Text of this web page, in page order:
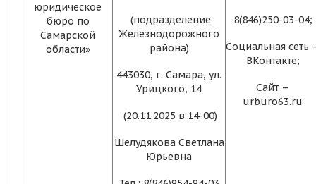
юридическое
бюро по
Самарской
области»
(подразделение
Железнодорожного
района)
443030, г. Самара, ул.
Урицкого, 14
(20.11.2025 в 14-00)
Шелудякова Светлана
Юрьевна
8(846)250-03-04;
Социальная сеть
ВКонтакте;
Сайт –
urburo63.ru